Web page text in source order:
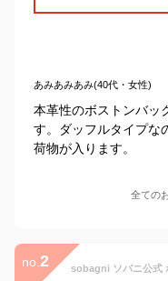
あみあみあみ(40代・女性)
本革性のボストンバッ
す。ダッフルタイプな
荷物が入ります。
全ての
no. 2